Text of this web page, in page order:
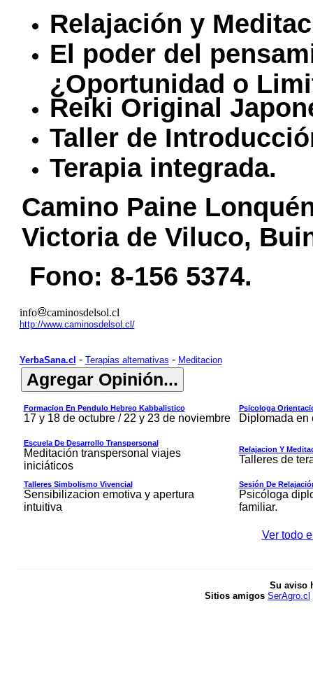
Relajación y
El poder del
¿Oportunidad o
Reiki Original
Taller de
Terapia integrada.
Camino Paine
Victoria de Viluco,
Fono: 8-156 5374.
info caminosdelsol.cl
http://www.caminosdelsol.cl/
YerbaSana.cl - Terapias alternativas - Meditacion
Formacion En Pendulo Hebreo Kabbalistico
17 y 18 de octubre / 22 y 23 de noviembre
Psicologa
Diplomada en
Escuela De Desarrollo Transpersonal
Meditación transpersonal viajes
iniciáticos
Relajacion Y
Talleres de
Talleres Simbolismo Vivencial
Sensibilizacion emotiva y apertura
intuitiva
Sesión De
Psicóloga
familiar.
Ver todo
Su aviso
Sitios amigos SerAgro.cl